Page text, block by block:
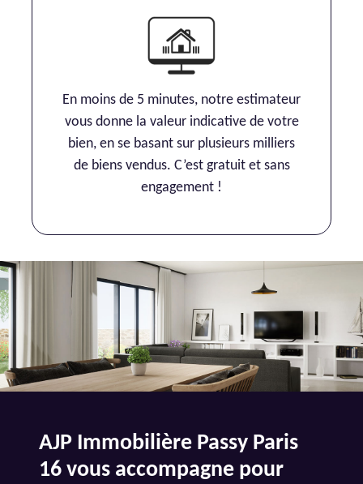
En moins de 5 minutes, notre estimateur
vous donne la valeur indicative de votre
bien, en se basant sur plusieurs milliers
de biens vendus. C’est gratuit et sans
engagement !
AJP Immobilière Passy Paris
16 vous accompagne pour